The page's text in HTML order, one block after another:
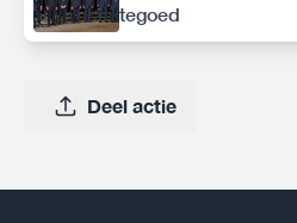
tegoed
Deel actie